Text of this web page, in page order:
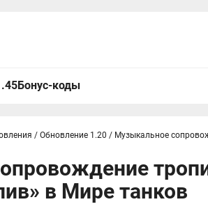
Бонус-коды
/ Обновление 1.20 / Музыкальное
в Мире танков